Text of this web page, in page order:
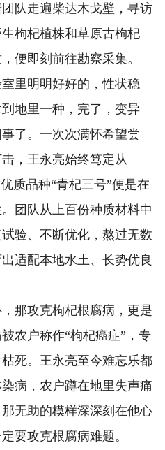
队走遍柴达木戈壁，寻访
枸杞植株和草原古枸杞
便即刻前往勘察采集。
明明好好的，性状稳
地里一种，完了，变异
了。一次次满怀希望尝
，王永亮始终笃定从
质品种“青杞三号”便是在
团队从上百份种质材料中
验、不断优化，熬过无数
适配本地水土、长势优良
攻克枸杞根腐病，更是
农户称作“枸杞癌症”，专
死。王永亮至今难忘乐都
病，农户蹲在地里失声痛
无助的模样深深刻在他心
要攻克根腐病难题。